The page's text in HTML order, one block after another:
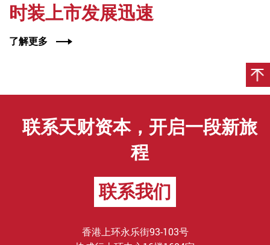
时装上市发展迅速
了解更多
联系天财资本，开启一段新旅
程
联系我们
香港上环永乐街93-103号